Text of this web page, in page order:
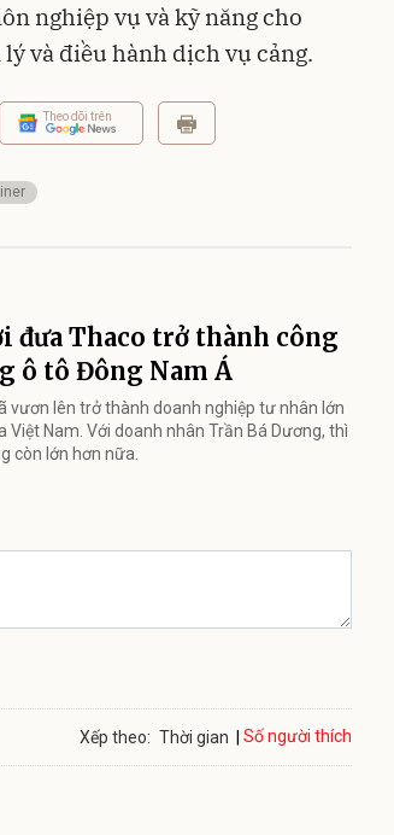
nghiệp vụ và kỹ năng cho
và điều hành dịch vụ cảng.
Theo dõi trên
đưa Thaco trở thành công
ô tô Đông Nam Á
vươn lên trở thành doanh nghiệp tư nhân lớn
Việt Nam. Với doanh nhân Trần Bá Dương, thì
còn lớn hơn nữa.
Xếp theo: Thời gian Số người thích